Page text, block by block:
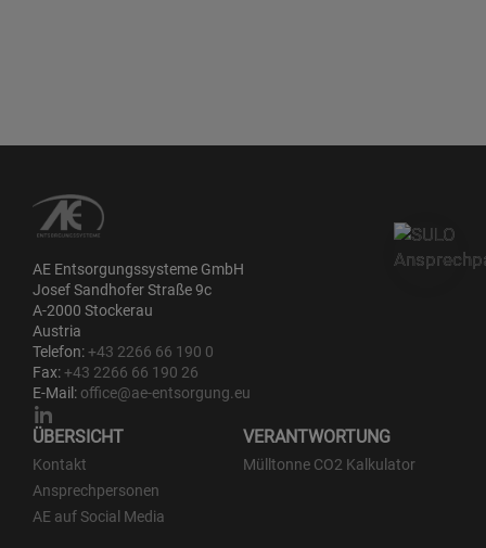
AE Entsorgungssysteme GmbH
Josef Sandhofer Straße 9c
A-2000 Stockerau
Austria
Telefon:+43 2266 66 190 0
Fax:+43 2266 66 190 26
E-Mail: office@ae-entsorgung.eu
ÜBERSICHT
Kontakt
Ansprechpersonen
AE auf Social Media
VERANTWORTUNG
Mülltonne CO2 Kalkulator